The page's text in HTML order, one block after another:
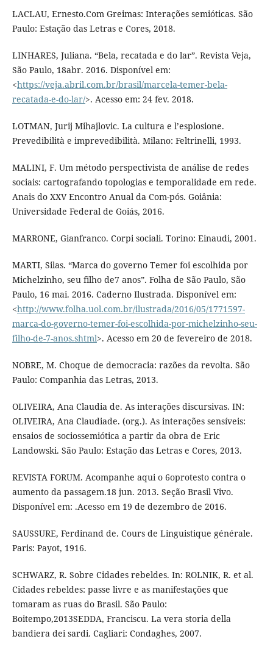
LACLAU, Ernesto.Com Greimas: Interações semióticas. São
Paulo: Estação das Letras e Cores, 2018.
LINHARES, Juliana. “Bela, recatada e do lar”. Revista Veja,
São Paulo, 18abr. 2016. Disponível em:
<https://veja.abril.com.br/brasil/marcela-temer-bela-
recatada-e-do-lar/>. Acesso em: 24 fev. 2018.
LOTMAN, Jurij Mihajlovic. La cultura e l’esplosione.
Prevedibilità e imprevedibilità. Milano: Feltrinelli, 1993.
MALINI, F. Um método perspectivista de análise de redes
sociais: cartografando topologias e temporalidade em rede.
Anais do XXV Encontro Anual da Com-pós. Goiânia:
Universidade Federal de Goiás, 2016.
MARRONE, Gianfranco. Corpi sociali. Torino: Einaudi, 2001.
MARTI, Silas. “Marca do governo Temer foi escolhida por
Michelzinho, seu filho de7 anos”. Folha de São Paulo, São
Paulo, 16 mai. 2016. Caderno Ilustrada. Disponível em:
<http://www.folha.uol.com.br/ilustrada/2016/05/1771597-
marca-do-governo-temer-foi-escolhida-por-michelzinho-seu-
filho-de-7-anos.shtml>. Acesso em 20 de fevereiro de 2018.
NOBRE, M. Choque de democracia: razões da revolta. São
Paulo: Companhia das Letras, 2013.
OLIVEIRA, Ana Claudia de. As interações discursivas. IN:
OLIVEIRA, Ana Claudiade. (org.). As interações sensíveis:
ensaios de sociossemiótica a partir da obra de Eric
Landowski. São Paulo: Estação das Letras e Cores, 2013.
REVISTA FORUM. Acompanhe aqui o 6oprotesto contra o
aumento da passagem.18 jun. 2013. Seção Brasil Vivo.
Disponível em: .Acesso em 19 de dezembro de 2016.
SAUSSURE, Ferdinand de. Cours de Linguistique générale.
Paris: Payot, 1916.
SCHWARZ, R. Sobre Cidades rebeldes. In: ROLNIK, R. et al.
Cidades rebeldes: passe livre e as manifestações que
tomaram as ruas do Brasil. São Paulo:
Boitempo,2013SEDDA, Franciscu. La vera storia della
bandiera dei sardi. Cagliari: Condaghes, 2007.